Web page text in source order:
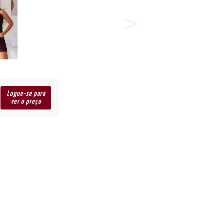
Logue-se para
ver o preço